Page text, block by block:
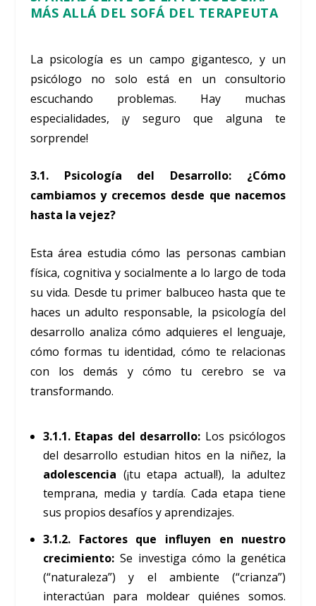
MÁS ALLÁ DEL SOFÁ DEL TERAPEUTA
La psicología es un campo gigantesco, y un
psicólogo no solo está en un consultorio
escuchando problemas. Hay muchas
especialidades, ¡y seguro que alguna te
sorprende!
3.1. Psicología del Desarrollo: ¿Cómo
cambiamos y crecemos desde que nacemos
hasta la vejez?
Esta área estudia cómo las personas cambian
física, cognitiva y socialmente a lo largo de toda
su vida. Desde tu primer balbuceo hasta que te
haces un adulto responsable, la psicología del
desarrollo analiza cómo adquieres el lenguaje,
cómo formas tu identidad, cómo te relacionas
con los demás y cómo tu cerebro se va
transformando.
3.1.1. Etapas del desarrollo: Los psicólogos
del desarrollo estudian hitos en la niñez, la
adolescencia (¡tu etapa actual!), la adultez
temprana, media y tardía. Cada etapa tiene
sus propios desafíos y aprendizajes.
3.1.2. Factores que influyen en nuestro
crecimiento:Se investiga cómo la genética
(“naturaleza”) y el ambiente (“crianza”)
interactúan para moldear quiénes somos.